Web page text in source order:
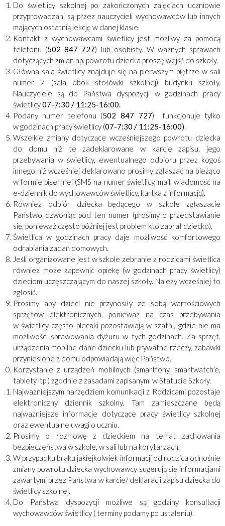
Do świetlicy szkolnej po zakończonych zajęciach uczniowie
przyprowadzani są przez nauczycieli wychowawców lub innych
mających ostatnią lekcję w danej klasie.
Kontakt z wychowawcami świetlicy jest możliwy za pomocą
telefonu (502 847 727) lub osobisty. W ważnych sprawach
dotyczących zmian np. powrotu dziecka proszę wejść do szkoły.
Główna sala świetlicy znajduje się na pierwszym piętrze w sali
numer 7 (sala obok stołówki szkolnej) budynku szkoły,
Nauczyciele są do Państwa dyspozycji w godzinach pracy
świetlicy07-7:30 / 11:25-16:00.
Podany numer telefonu (502 847 727) funkcjonuje tylko
w godzinach pracy świetlicy (07-7:30 / 11:25-16:00).
Wszelkie zmiany dotyczące wcześniejszego powrotu dziecka
do domu niż te zadeklarowane w karcie zapisu, jego
przebywania w świetlicy, ewentualnego odbioru przez kogoś
innego niż wcześniej deklarowano prosimy zgłaszać na bieżąco
w formie pisemnej (SMS na numer świetlicy, mail, wiadomość na
e-dziennik do wychowawców świetlicy, kartka z informacją).
Również odbiór dziecka będącego w szkole zgłaszacie
Państwo dzwoniąc pod ten numer (prosimy o przedstawianie
się, ponieważ często później jest problem kto zabrał dziecko).
Świetlica w godzinach pracy daje możliwość komfortowego
odrabiania zadań domowych.
Jeśli organizowane jest w szkole zebranie z rodzicami świetlica
również może zapewnić opiekę (w godzinach pracy świetlicy)
dzieciom uczęszczającym do naszej szkoły. Należy wcześniej to
zgłosić.
Prosimy aby dzieci nie przynosiły ze sobą wartościowych
sprzętów elektronicznych, ponieważ na czas przebywania
w świetlicy często plecaki pozostawiają w szatni, gdzie nie ma
możliwości sprawowania dyżuru w tych godzinach. Za sprzęt,
urządzenia mobilne dane dziecku lub prywatne rzeczy, zabawki
przyniesione z domu odpowiadają więc Państwo.
Korzystanie z urządzeń mobilnych (smartfony, smartwatch’e,
tablety itp.) zgodnie z zasadami zapisanymi w Statucie Szkoły.
Najważniejszym narzędziem komunikacji z Rodzicami pozostaje
elektroniczny dziennik szkolny. Tam zamieszczane będą
najważniejsze informacje dotyczące pracy świetlicy szkolnej
oraz ewentualne uwagi o uczniu.
Prosimy o rozmowę z dzieckiem na temat zachowania
bezpieczeństwa w szkole, w sali lub na korytarzach.
W przypadku braku jakiejkolwiek informacji od rodzica odnośnie
zmiany powrotu dziecka wychowawcy sugerują się informacjami
zawartymi przez Państwa w karcie/ deklaracji zapisu dziecka do
świetlicy szkolnej.
Do Państwa dyspozycji możliwe są godziny konsultacji
wychowawców świetlicy ( terminy podamy po ustaleniu).